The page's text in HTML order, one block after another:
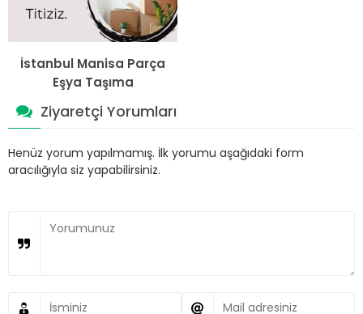
İstanbul Manisa Parça
Eşya Taşıma
Ziyaretçi Yorumları
Henüz yorum yapılmamış. İlk yorumu aşağıdaki form
aracılığıyla siz yapabilirsiniz.